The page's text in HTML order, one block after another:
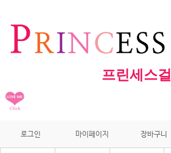
프린세스걸
로그인 마이페이지 장바구니